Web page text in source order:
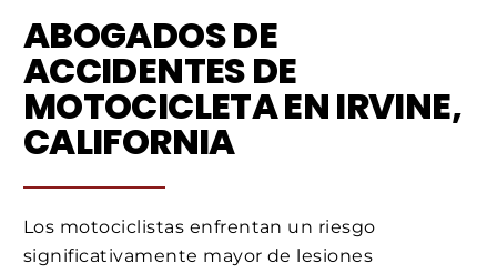
ABOGADOS DE
ACCIDENTES DE
MOTOCICLETA EN IRVINE,
CALIFORNIA
Los motociclistas enfrentan un riesgo
significativamente mayor de lesiones